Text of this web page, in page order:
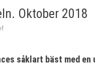
Oktober 2018
såklart bäst med en